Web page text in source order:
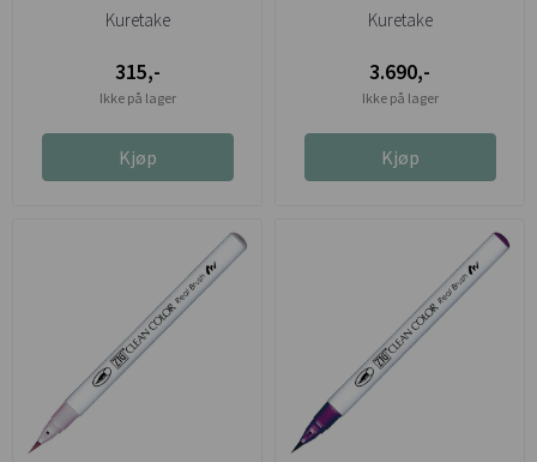
lavendel
Kuretake
315,-
Ikke på lager
Kjøp
Kuretake
3.690,-
Ikke på lager
Kjøp